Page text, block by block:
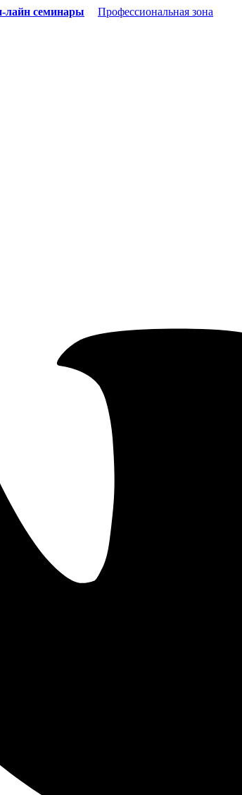
лайн семинары
Профессиональная зона